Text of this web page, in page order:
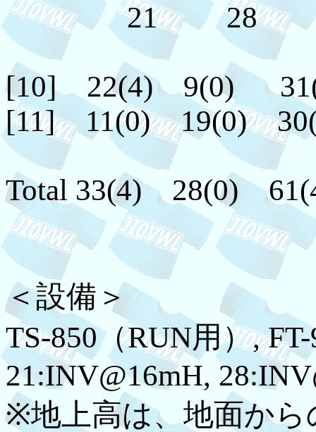
21 28
[10] 22(4) 9(0)
[11] 11(0) 19(0)
Total 33(4) 28(0)
＜設備＞
TS-850（RUN用）,
21:INV@16mH,
※地上高は、地面から